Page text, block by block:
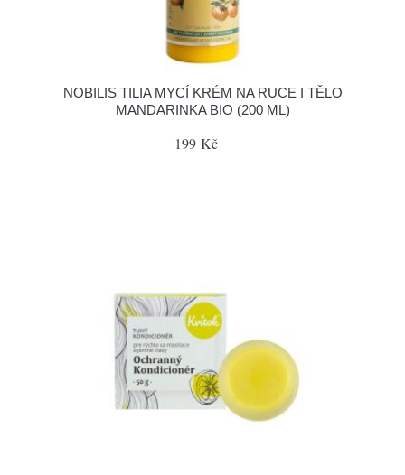
NOBILIS TILIA MYCÍ KRÉM NA RUCE I TĚLO
MANDARINKA BIO (200 ML)
199 Kč